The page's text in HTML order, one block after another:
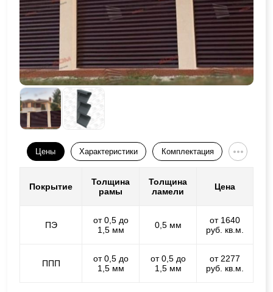
Цены Характеристики Комплектация
Покрытие
Толщина
рамы
Толщина
ламели
Цена
ПЭ
от 0,5 до
1,5 мм
0,5 мм
от 1640
руб. кв.м.
ППП
от 0,5 до
1,5 мм
от 0,5 до
1,5 мм
от 2277
руб. кв.м.